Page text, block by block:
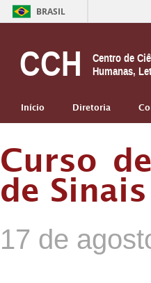
BRASIL
CCH
Centro de
Humanas,
Início Diretoria
Curso
de
17 de